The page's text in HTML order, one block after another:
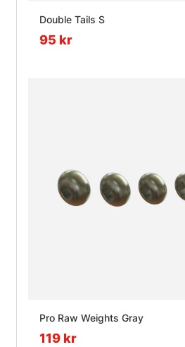
Double Tails S
95 kr
Pro Raw Weights Gray
119 kr